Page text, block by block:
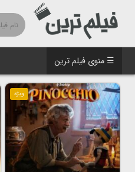
☰ منوی فیلم ترین
ویژه